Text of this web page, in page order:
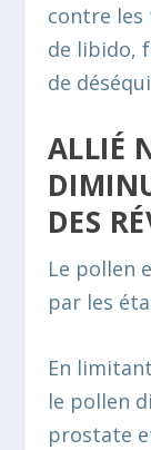
contre les
de libido,
de
ALLIÉ
DES
Le pollen
par les
En
le pollen
prostate